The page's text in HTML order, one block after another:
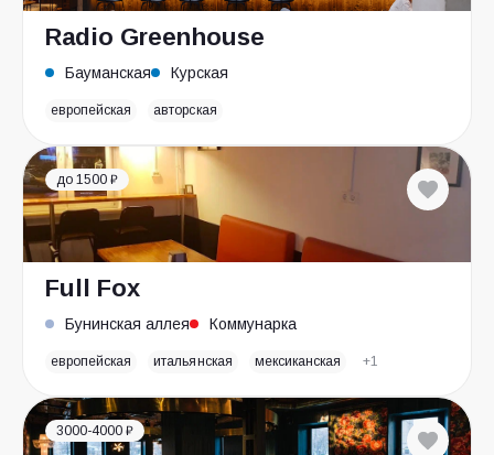
Radio Greenhouse
Бауманская Курская
европейская авторская
до 1500 ₽
Full Fox
Бунинская аллея Коммунарка
европейская итальянская мексиканская +1
3000-4000 ₽